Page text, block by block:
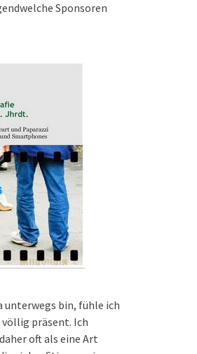
Sponsoren
unterwegs bin, fühle ich
präsent. Ich
oft als eine Art